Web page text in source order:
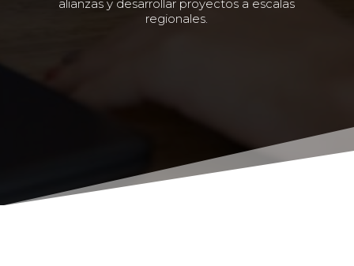
alianzas y desarrollar proyectos a escalas
regionales.